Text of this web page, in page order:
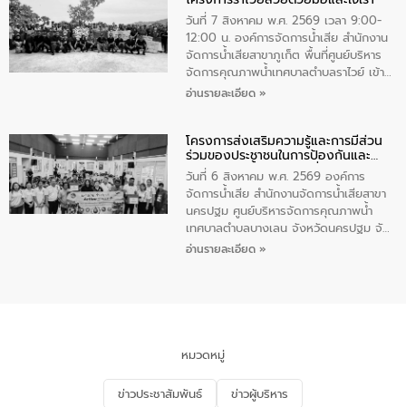
ผู้ใหญ่บ้านยอดเยี่ยม พร้อมกล่าวชื่นชม ให้
โอวาท และมอบนโยบาย
วันที่ 7 สิงหาคม พ.ศ. 2569 เวลา 9:00-
12:00 น. องค์การจัดการน้ำเสีย สำนักงาน
จัดการน้ำเสียสาขาภูเก็ต พื้นที่ศูนย์บริหาร
จัดการคุณภาพน้ำเทศบาลตำบลราไวย์ เข้า
ร่วมโครงการราไวย์สวยด้วยมือและใจเรา
ประชาชน ตัวแทนจากโรงแรมต่างๆ ในเขต
เทศบาลตำบลราไวย์ ศูนย์บริหารจัดการ
คุณภาพน้ำเทศบาลตำบลราไวย์ นำโดยนาย
น้อย แก้วเศษ ผู้จัดการสำนักงานจัดการน้ำ
เสียสาขาภูเก็ต พร้อมด้วยเจ้าหน้าที่ จำนวน
5 คน ร่วมทำกิจกรรม ทำความสะอาด
ชายหาดและแหล่งท่องเที่ยว ณ บริเวณ
อ่านรายละเอียด »
โครงการส่งเสริมความรู้และการมีส่วน
ร่วมของประชาชนในการป้องกันและ
แก้ไขปัญหาน้ำเสียอย่างยั่งยืน
วันที่ 6 สิงหาคม พ.ศ. 2569 องค์การ
จัดการน้ำเสีย สำนักงานจัดการน้ำเสียสาขา
นครปฐม ศูนย์บริหารจัดการคุณภาพน้ำ
เทศบาลตำบลบางเลน จังหวัดนครปฐม จัด
กิจกรรมภายใต้โครงการส่งเสริมความรู้และ
จัดการน้ำเสียและสร้างจิตสำนึกในการ
อนุรักษ์สิ่งแวดล้อม ในหัวข้อ “น้ำเสียชุมชน
และการบำบัดน้ำเสียเบื้องต้น” โดยให้ความรู้
เกี่ยวกับสาเหตุและผลกระทบของน้ำเสีย
อ่านรายละเอียด »
หมวดหมู่
ข่าวประชาสัมพันธ์ ข่าวผู้บริหาร